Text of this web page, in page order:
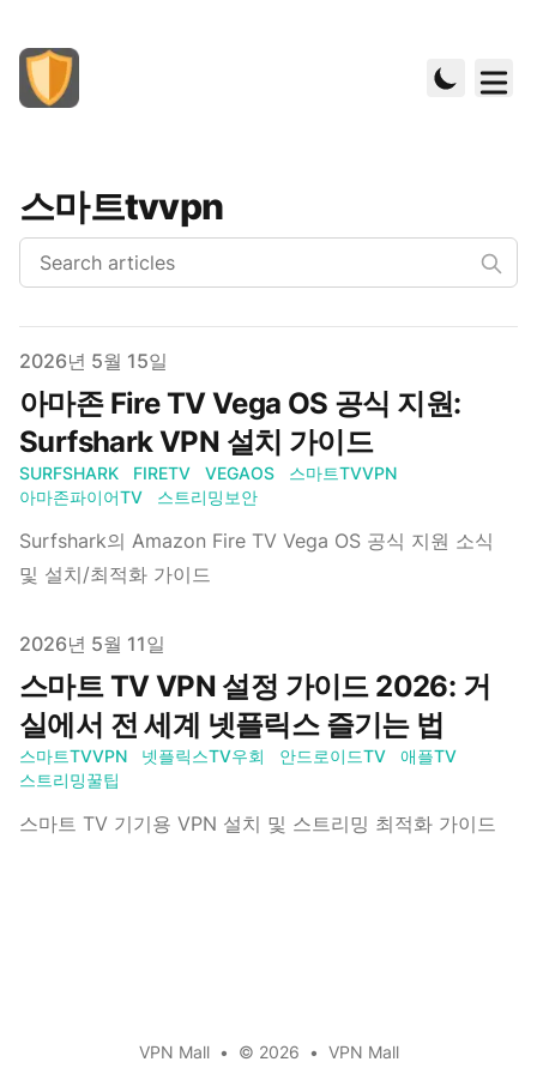
스마트tvvpn
Published on
2026년 5월 15일
아마존 Fire TV Vega OS 공식 지원:
Surfshark VPN 설치 가이드
SURFSHARK FIRETV VEGAOS
스마트TVVPN
아마존파이어TV
스트리밍보안
Surfshark의 Amazon Fire TV Vega OS 공식 지원 소식
및 설치/최적화 가이드
Published on
2026년 5월 11일
스마트 TV VPN 설정 가이드 2026: 거
실에서 전 세계 넷플릭스 즐기는 법
스마트TVVPN 넷플릭스TV우회 안드로이드TV
애플TV
스트리밍꿀팁
스마트 TV 기기용 VPN 설치 및 스트리밍 최적화 가이드
VPN Mall • © 2026 • VPN Mall